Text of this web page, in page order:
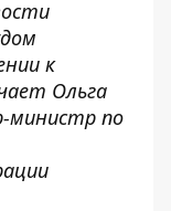
к
Ольга
министр по